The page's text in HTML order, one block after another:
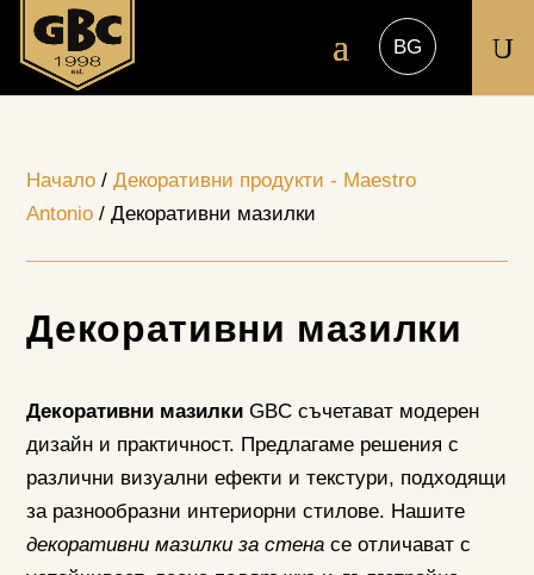
U
Начало /Декоративни продукти - Maestro
Antonio / Декоративни мазилки
Декоративни мазилки
Декоративни мазилки GBC съчетават модерен
дизайн и практичност. Предлагаме решения с
различни визуални ефекти и текстури, подходящи
за разнообразни интериорни стилове. Нашите
декоративни мазилки за стена се отличават с